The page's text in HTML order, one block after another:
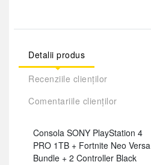
Detalii produs
Recenziile clienților
Comentariile clienților
Consola SONY PlayStation 4
PRO 1TB + Fortnite Neo Versa
Bundle + 2 Controller Black